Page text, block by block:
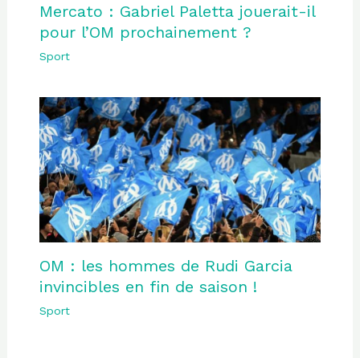
Mercato : Gabriel Paletta jouerait-il
pour l’OM prochainement ?
Sport
OM : les hommes de Rudi Garcia
invincibles en fin de saison !
Sport